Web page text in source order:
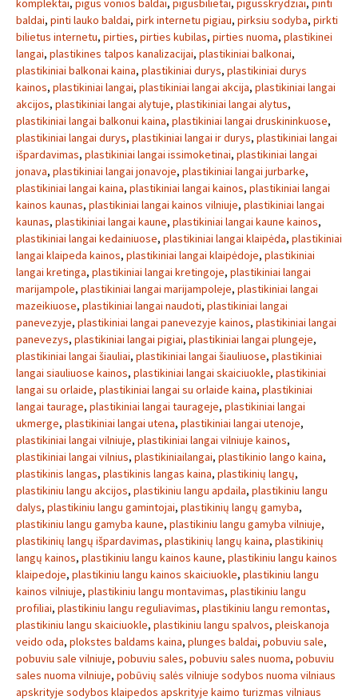
komplektai, pigus vonios baldai, pigusbilietai, pigusskrydziai, pinti
baldai, pinti lauko baldai, pirk internetu pigiau, pirksiu sodyba, pirkti
bilietus internetu, pirties, pirties kubilas, pirties nuoma, plastikinei
langai, plastikines talpos kanalizacijai, plastikiniai balkonai,
plastikiniai balkonai kaina, plastikiniai durys, plastikiniai durys
kainos, plastikiniai langai, plastikiniai langai akcija, plastikiniai langai
akcijos, plastikiniai langai alytuje, plastikiniai langai alytus,
plastikiniai langai balkonui kaina, plastikiniai langai druskininkuose,
plastikiniai langai durys, plastikiniai langai ir durys, plastikiniai langai
išpardavimas, plastikiniai langai issimoketinai, plastikiniai langai
jonava, plastikiniai langai jonavoje, plastikiniai langai jurbarke,
plastikiniai langai kaina, plastikiniai langai kainos, plastikiniai langai
kainos kaunas, plastikiniai langai kainos vilniuje, plastikiniai langai
kaunas, plastikiniai langai kaune, plastikiniai langai kaune kainos,
plastikiniai langai kedainiuose, plastikiniai langai klaipėda, plastikiniai
langai klaipeda kainos, plastikiniai langai klaipėdoje, plastikiniai
langai kretinga, plastikiniai langai kretingoje, plastikiniai langai
marijampole, plastikiniai langai marijampoleje, plastikiniai langai
mazeikiuose, plastikiniai langai naudoti, plastikiniai langai
panevezyje, plastikiniai langai panevezyje kainos, plastikiniai langai
panevezys, plastikiniai langai pigiai, plastikiniai langai plungeje,
plastikiniai langai šiauliai, plastikiniai langai šiauliuose, plastikiniai
langai siauliuose kainos, plastikiniai langai skaiciuokle, plastikiniai
langai su orlaide, plastikiniai langai su orlaide kaina, plastikiniai
langai taurage, plastikiniai langai taurageje, plastikiniai langai
ukmerge, plastikiniai langai utena, plastikiniai langai utenoje,
plastikiniai langai vilniuje, plastikiniai langai vilniuje kainos,
plastikiniai langai vilnius, plastikiniailangai, plastikinio lango kaina,
plastikinis langas, plastikinis langas kaina, plastikinių langų,
plastikiniu langu akcijos, plastikiniu langu apdaila, plastikiniu langu
dalys, plastikiniu langu gamintojai, plastikinių langų gamyba,
plastikiniu langu gamyba kaune, plastikiniu langu gamyba vilniuje,
plastikinių langų išpardavimas, plastikinių langų kaina, plastikinių
langų kainos, plastikiniu langu kainos kaune, plastikiniu langu kainos
klaipedoje, plastikiniu langu kainos skaiciuokle, plastikiniu langu
kainos vilniuje, plastikiniu langu montavimas, plastikiniu langu
profiliai, plastikiniu langu reguliavimas, plastikiniu langu remontas,
plastikiniu langu skaiciuokle, plastikiniu langu spalvos, pleiskanoja
veido oda, plokstes baldams kaina, plunges baldai, pobuviu sale,
pobuviu sale vilniuje, pobuviu sales, pobuviu sales nuoma, pobuviu
sales nuoma vilniuje, pobūvių salės vilniuje sodybos nuoma vilniaus
apskrityje sodybos klaipedos apskrityje kaimo turizmas vilniaus